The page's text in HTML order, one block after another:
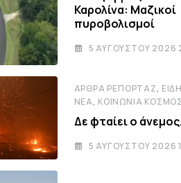
Καρολίνα: Μαζικοί
πυροβολισμοί
5 ΑΥΓΟΎΣΤΟΥ 2026
ΆΡΘΡΑ ΡΕΠΟΡΤΆΖ,
ΝΈΑ, ΚΟΙΝΩΝΊΑ ΚΌΣΜΟΣ
Δε φταίει ο
5 ΑΥΓΟΎΣΤΟΥ 2026